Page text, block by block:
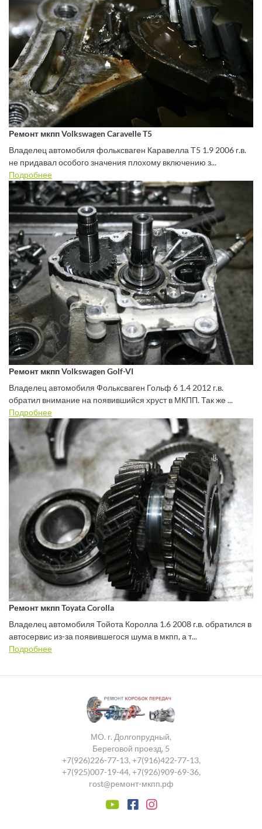
Ремонт мкпп Volkswagen Caravelle T5
Владелец автомобиля фольксваген Каравелла Т5 1.9 2006 г.в.
не придавал особого значения плохому включению з...
Подробнее
Ремонт мкпп Volkswagen Golf-VI
Владелец автомобиля Фольксваген Гольф 6 1.4 2012 г.в.
обратил внимание на появившийся хруст в МКПП. Так же ...
Подробнее
Ремонт мкпп Toyata Corolla
Владелец автомобиля Тойота Королла 1.6 2008 г.в. обратился в
автосервис из-за появившегося шума в мкпп, а т...
Подробнее
МО. г. Долгопрудный,
Береговой проезд, 5
+7(926)226-77-13, +7(916)422-77-13,
+7(925)007-19-44, +7(926)909-69-36,
rost@ремонт-мкпп.рф